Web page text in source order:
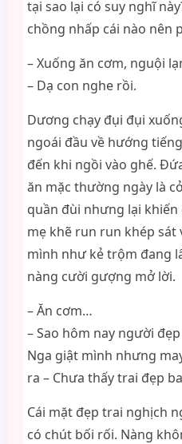
tại sao lại có suy nghĩ
chồng nhấp cái nào nên
– Xuống ăn cơm, nguội
– Dạ con nghe rồi.
Dương chạy đụi đụi
ngoái đầu về hướng
đến khi ngồi vào ghế.
ăn mặc thường ngày là
quần đùi nhưng lại
mẹ khẽ run run khép sát
mình như kẻ trộm đang
nàng cười gượng mở lời.
– Ăn cơm…
– Sao hôm nay người
Nga giật mình nhưng
ra – Chưa thấy trai đẹp
Cái mặt đẹp trai nghịch
có chút bối rối. Nàng